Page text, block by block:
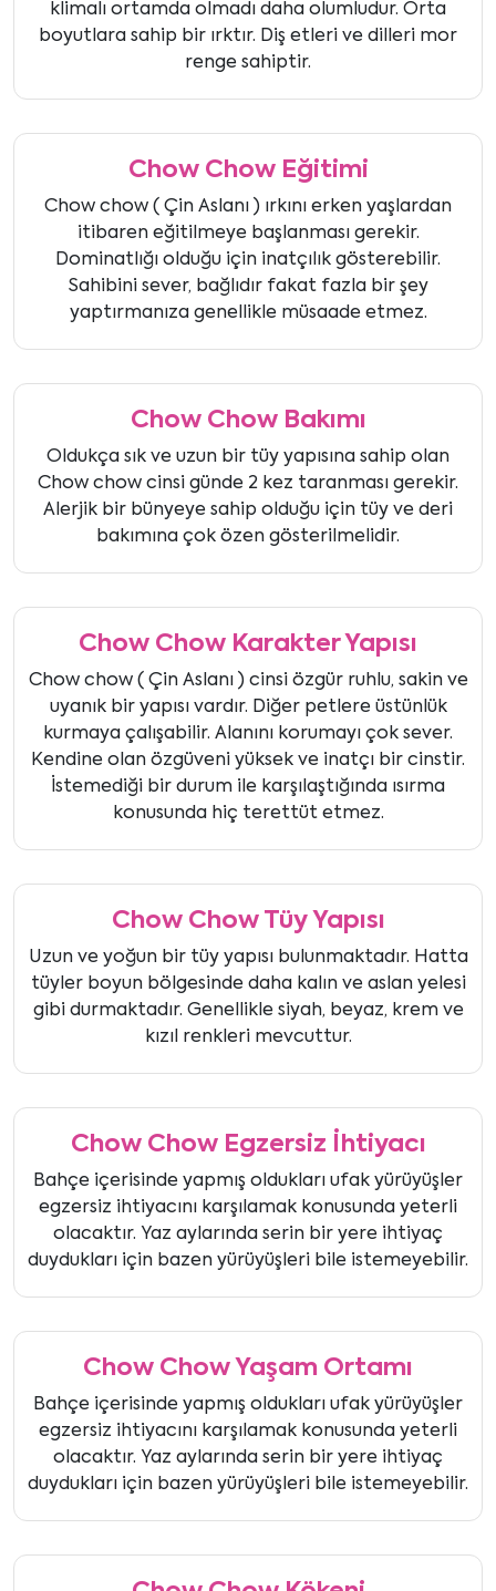
klimalı ortamda olmadı daha olumludur. Orta
boyutlara sahip bir ırktır. Diş etleri ve dilleri mor
renge sahiptir.
Chow Chow Eğitimi
Chow chow ( Çin Aslanı ) ırkını erken yaşlardan
itibaren eğitilmeye başlanması gerekir.
Dominatlığı olduğu için inatçılık gösterebilir.
Sahibini sever, bağlıdır fakat fazla bir şey
yaptırmanıza genellikle müsaade etmez.
Chow Chow Bakımı
Oldukça sık ve uzun bir tüy yapısına sahip olan
Chow chow cinsi günde 2 kez taranması gerekir.
Alerjik bir bünyeye sahip olduğu için tüy ve deri
bakımına çok özen gösterilmelidir.
Chow Chow Karakter Yapısı
Chow chow ( Çin Aslanı ) cinsi özgür ruhlu, sakin ve
uyanık bir yapısı vardır. Diğer petlere üstünlük
kurmaya çalışabilir. Alanını korumayı çok sever.
Kendine olan özgüveni yüksek ve inatçı bir cinstir.
İstemediği bir durum ile karşılaştığında ısırma
konusunda hiç terettüt etmez.
Chow Chow Tüy Yapısı
Uzun ve yoğun bir tüy yapısı bulunmaktadır. Hatta
tüyler boyun bölgesinde daha kalın ve aslan yelesi
gibi durmaktadır. Genellikle siyah, beyaz, krem ve
kızıl renkleri mevcuttur.
Chow Chow Egzersiz İhtiyacı
Bahçe içerisinde yapmış oldukları ufak yürüyüşler
egzersiz ihtiyacını karşılamak konusunda yeterli
olacaktır. Yaz aylarında serin bir yere ihtiyaç
duydukları için bazen yürüyüşleri bile istemeyebilir.
Chow Chow Yaşam Ortamı
Bahçe içerisinde yapmış oldukları ufak yürüyüşler
egzersiz ihtiyacını karşılamak konusunda yeterli
olacaktır. Yaz aylarında serin bir yere ihtiyaç
duydukları için bazen yürüyüşleri bile istemeyebilir.